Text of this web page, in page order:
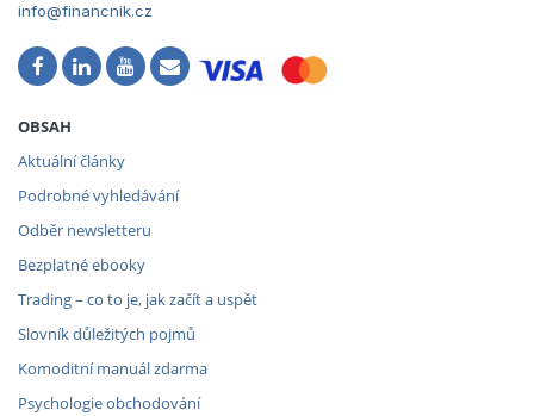
info@financnik.cz
OBSAH
Aktuální články
Podrobné vyhledávání
Odběr newsletteru
Bezplatné ebooky
Trading – co to je, jak začít a uspět
Slovník důležitých pojmů
Komoditní manuál zdarma
Psychologie obchodování